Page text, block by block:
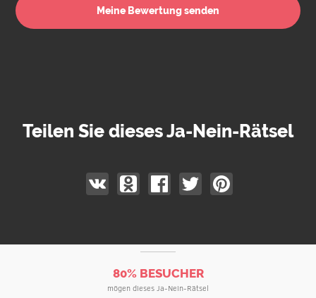
Teilen Sie dieses Ja-Nein-Rätsel
80% BESUCHER
mögen dieses Ja-Nein-Rätsel